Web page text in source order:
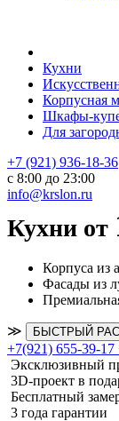
Кухни
Корпусная
Шкафы-
Для
+7 (921) 936-18-36
с 8:00 до 23:00
info@krslon.ru
Кухни от
Корпуса из
Фасады из
≫ БЫСТРЫЙ
+7(921) 655-39-17
Эксклюзивный
3D-проект в
Бесплатный
3 года гарантии